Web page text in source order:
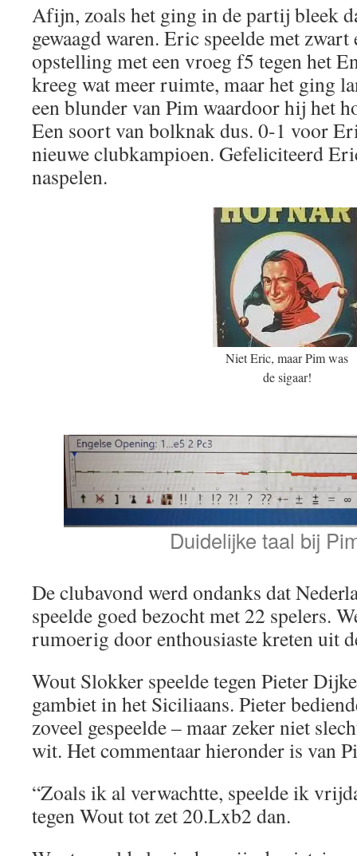
Afijn, zoals het ging in de partij bleek
gewaagd waren. Eric speelde met
opstelling met een vroeg f5 tegen het
kreeg wat meer ruimte, maar het ging
een blunder van Pim waardoor hij het
Een soort van bolknak dus. 0-1 voor
nieuwe clubkampioen. Gefeliciteerd
naspelen.
Niet Eric, maar Pim was
de sigaar!
Duidelijke taal bij
De clubavond werd ondanks dat
speelde goed bezocht met 22 spelers.
rumoerig door enthousiaste kreten uit
Wout Slokker speelde tegen Pieter
gambiet in het Siciliaans. Pieter
zoveel gespeelde – maar zeker niet
wit. Het commentaar hieronder is van
“Zoals ik al verwachtte, speelde ik
tegen Wout tot zet 20.Lxb2 dan.